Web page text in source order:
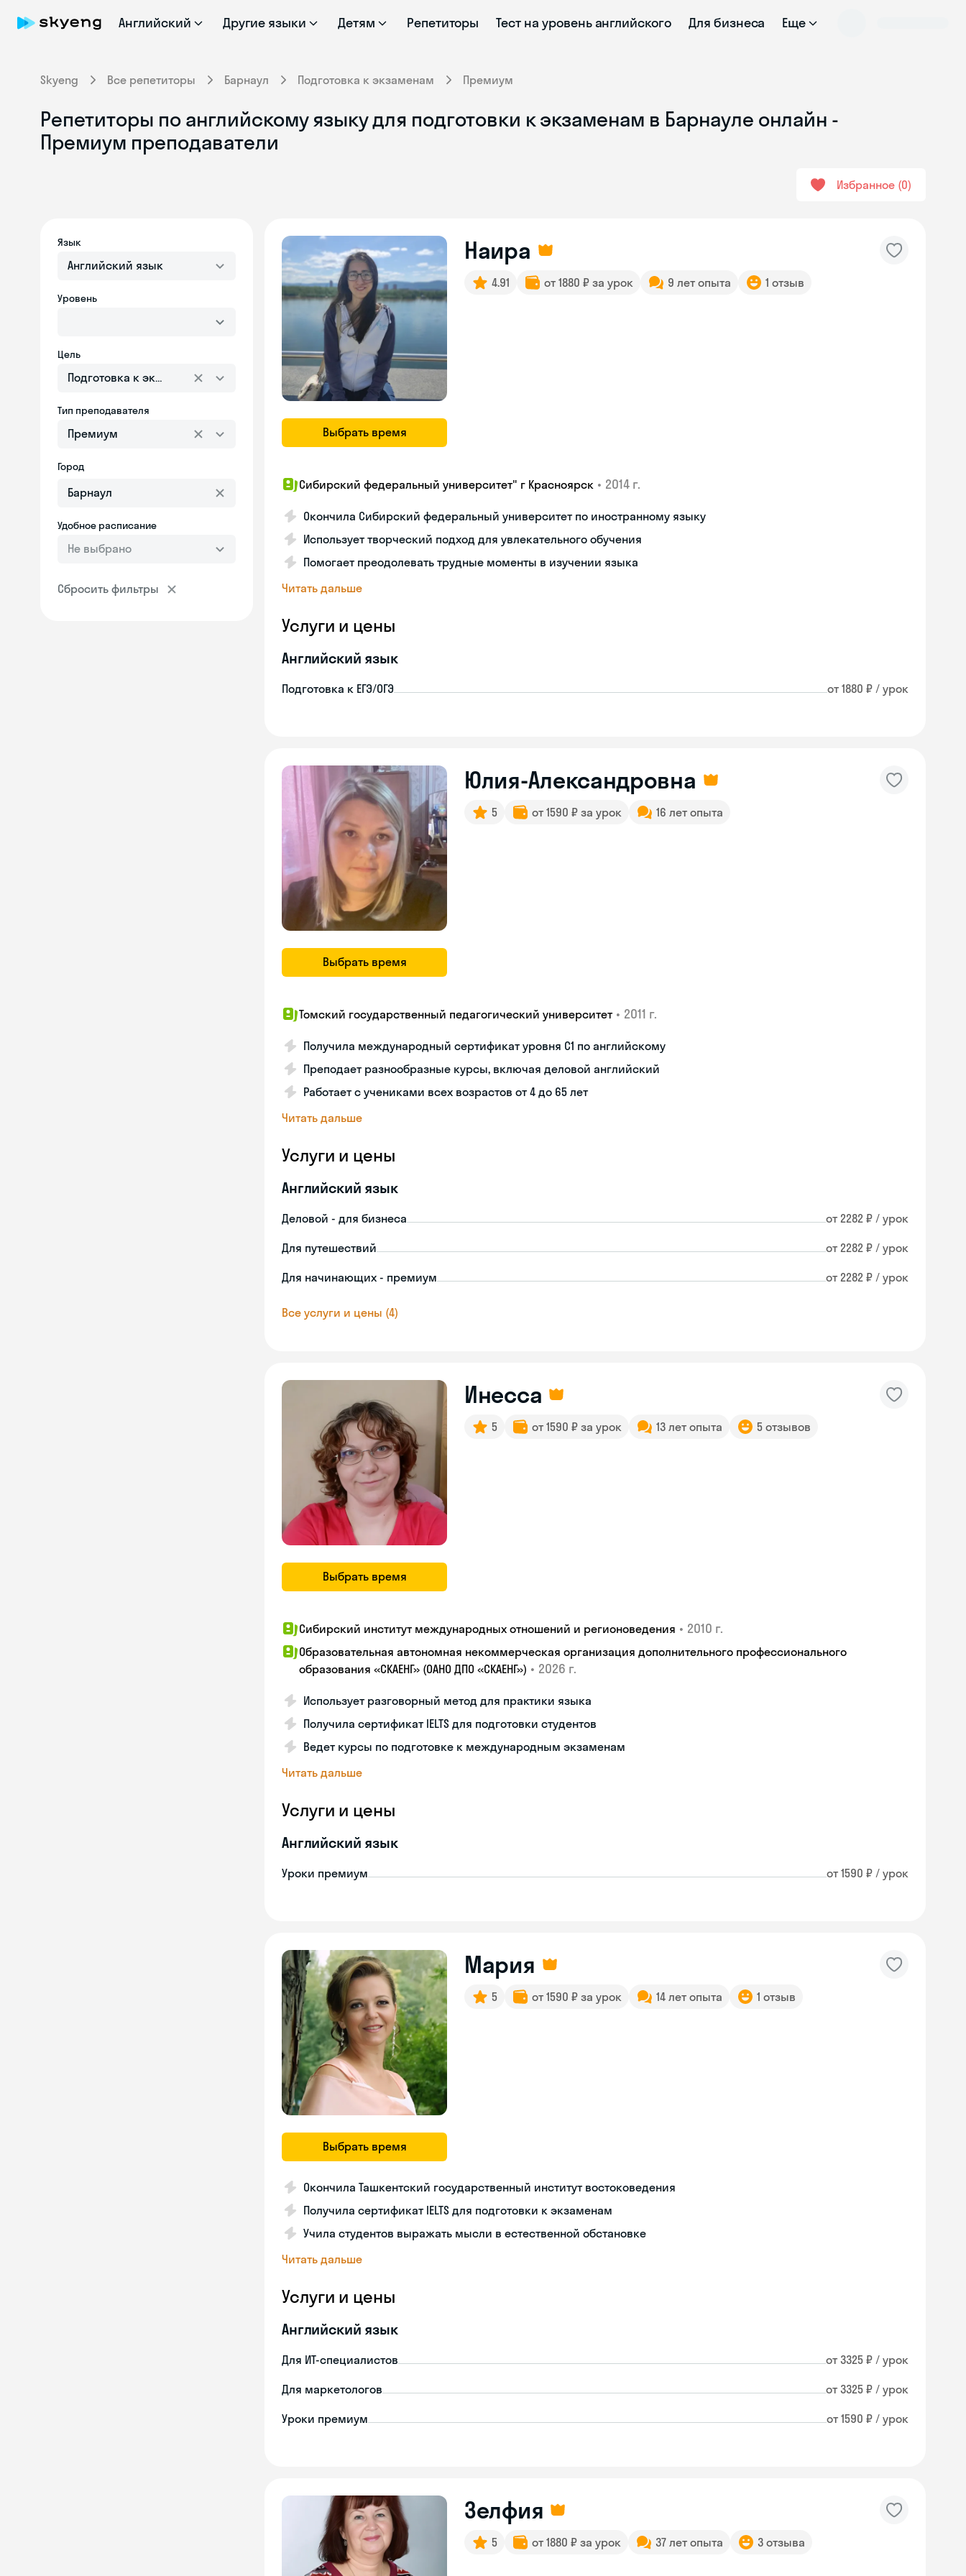
Английский Другие языки Детям Репетиторы Тест на уровень английского Для бизнеса Еще
Skyeng Все репетиторы Барнаул Подготовка к экзаменам Премиум
Репетиторы по английскому языку для подготовки к экзаменам в Барнауле онлайн -
Премиум преподаватели
Избранное 0
Язык
Английский язык
Уровень
Цель
Подготовка к экзаменам
Тип преподавателя
Премиум
Город
Удобное расписание
Не выбрано
Сбросить фильтры
Выбрать время
Наира
4.91 от 1880 ₽ за урок 9 лет опыта 1 отзыв
Сибирский федеральный университет" г Красноярск • 2014 г.
Окончила Сибирский федеральный университет по иностранному языку
Использует творческий подход для увлекательного обучения
Помогает преодолевать трудные моменты в изучении языка
Читать дальше
Услуги и цены
Английский язык
Подготовка к ЕГЭ/ОГЭ от 1880 ₽ / урок
Выбрать время
Юлия-Александровна
5 от 1590 ₽ за урок 16 лет опыта
Томский государственный педагогический университет • 2011 г.
Получила международный сертификат уровня C1 по английскому
Преподает разнообразные курсы, включая деловой английский
Работает с учениками всех возрастов от 4 до 65 лет
Читать дальше
Услуги и цены
Английский язык
Деловой - для бизнеса от 2282 ₽ / урок
Для путешествий от 2282 ₽ / урок
Для начинающих - премиум от 2282 ₽ / урок
Все услуги и цены (4)
Выбрать время
Инесса
5 от 1590 ₽ за урок 13 лет опыта 5 отзывов
Сибирский институт международных отношений и регионоведения • 2010 г.
Образовательная автономная некоммерческая организация дополнительного профессионального
образования «СКАЕНГ» (ОАНО ДПО «СКАЕНГ») • 2026 г.
Использует разговорный метод для практики языка
Получила сертификат IELTS для подготовки студентов
Ведет курсы по подготовке к международным экзаменам
Читать дальше
Услуги и цены
Английский язык
Уроки премиум от 1590 ₽ / урок
Выбрать время
Мария
5 от 1590 ₽ за урок 14 лет опыта 1 отзыв
Окончила Ташкентский государственный институт востоковедения
Получила сертификат IELTS для подготовки к экзаменам
Учила студентов выражать мысли в естественной обстановке
Читать дальше
Услуги и цены
Английский язык
Для ИТ-специалистов от 3325 ₽ / урок
Для маркетологов от 3325 ₽ / урок
Уроки премиум от 1590 ₽ / урок
Зелфия
5 от 1880 ₽ за урок 37 лет опыта 3 отзыва